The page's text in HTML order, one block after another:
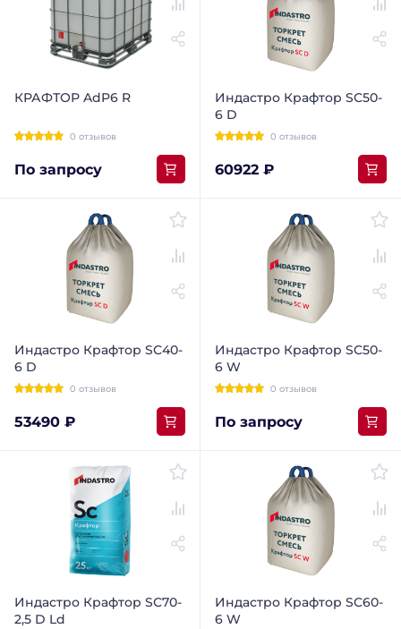
КРАФТОР AdP6 R
0 отзывов
По запросу
Индастро Крафтор SС50-
6 D
0 отзывов
60922 ₽
Индастро Крафтор SС40-
6 D
0 отзывов
53490 ₽
Индастро Крафтор SС50-
6 W
0 отзывов
По запросу
Индастро Крафтор SС70-
2,5 D Ld
Индастро Крафтор SС60-
6 W